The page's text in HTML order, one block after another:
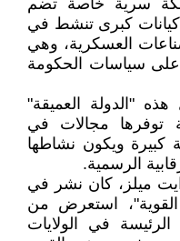
سرية خاصة تضم
كيانات كبرى تنشط في
العسكرية، وهي
على سياسات الحكومة
"الدولة العميقة"
توفرها مجالات في
كبيرة ويكون نشاطها
الرسمية.
ميلز، كان نشر في
القوية"، استعرض من
في الولايات